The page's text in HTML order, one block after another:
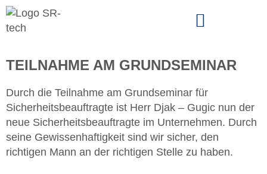
SCHLAGWORT:
TEILNAHMEBESCHEINIGUNG
TEILNAHME AM GRUNDSEMINAR
Durch die Teilnahme am Grundseminar für
Sicherheitsbeauftragte ist Herr Djak – Gugic nun der
neue Sicherheitsbeauftragte im Unternehmen. Durch
seine Gewissenhaftigkeit sind wir sicher, den
richtigen Mann an der richtigen Stelle zu haben.